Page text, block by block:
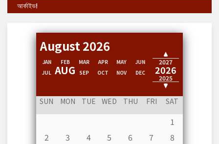
আর্কাইভ!
August 2026
2028
2027
2026
2025
2024
JAN FEB MAR APR MAY
JUN
JUL AUG SEP OCT NOV DEC
SUN MON TUE WED THU FRI SAT
1
2
3 4 5 6 7
8